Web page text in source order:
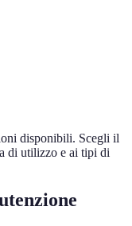
disponibili. Scegli il
di utilizzo e ai tipi di